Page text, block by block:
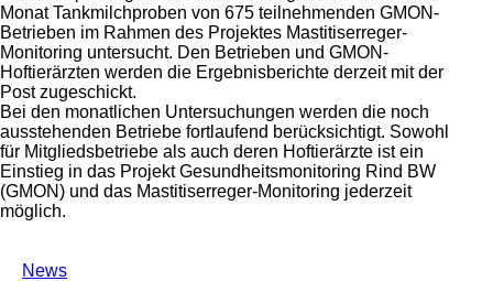
Monat Tankmilchproben von 675 teilnehmenden GMON-
Betrieben im Rahmen des Projektes Mastitiserreger-
Monitoring untersucht. Den Betrieben und GMON-
Hoftierärzten werden die Ergebnisberichte derzeit mit der
Post zugeschickt.
Bei den monatlichen Untersuchungen werden die noch
ausstehenden Betriebe fortlaufend berücksichtigt. Sowohl
für Mitgliedsbetriebe als auch deren Hoftierärzte ist ein
Einstieg in das Projekt Gesundheitsmonitoring Rind BW
(GMON) und das Mastitiserreger-Monitoring jederzeit
möglich.
News